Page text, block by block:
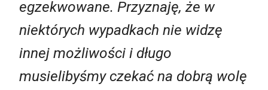
egzekwowane. Przyznaję, że w
niektórych wypadkach nie widzę
innej możliwości i długo
musielibyśmy czekać na dobrą wolę